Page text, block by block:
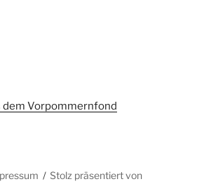
Stolz präsentiert von